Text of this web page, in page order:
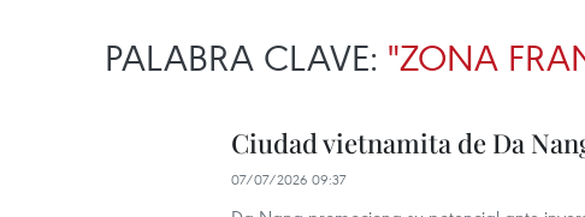
PALABRA CLAVE: "ZONA
Ciudad vietnamita de Da
07/07/2026 09:37